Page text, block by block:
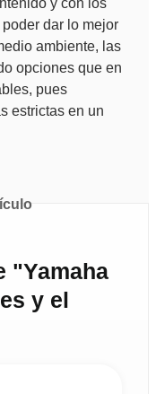
y con los
dar lo mejor
ambiente, las
opciones que en
pues
estrictas en un
"Yamaha
y el